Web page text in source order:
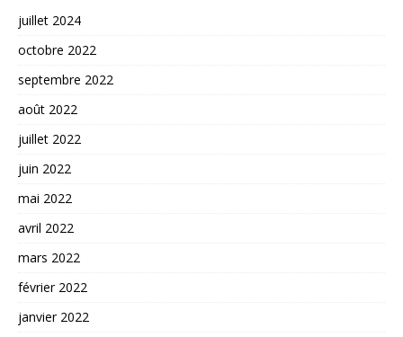
juillet 2024
octobre 2022
septembre 2022
août 2022
juillet 2022
juin 2022
mai 2022
avril 2022
mars 2022
février 2022
janvier 2022